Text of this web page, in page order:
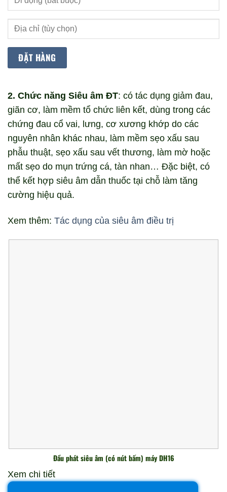
2. Chức năng Siêu âm ĐT: có tác dụng giảm đau,
giãn cơ, làm mềm tổ chức liên kết, dùng trong các
chứng đau cổ vai, lưng, cơ xương khớp do các
nguyên nhân khác nhau, làm mềm sẹo xấu sau
phẫu thuật, sẹo xấu sau vết thương, làm mờ hoặc
mất sẹo do mụn trứng cá, tàn nhan… Đặc biệt, có
thể kết hợp siêu âm dẫn thuốc tại chỗ làm tăng
cường hiệu quả.
Xem thêm: Tác dụng của siêu âm điều trị
Đầu phát siêu âm (có nút bấm) máy DH16
Xem chi tiết